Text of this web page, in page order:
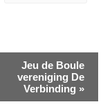
Jeu de Boule
vereniging De
Verbinding »